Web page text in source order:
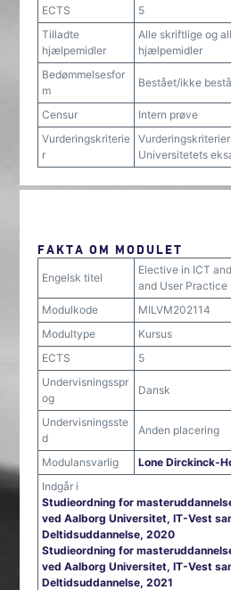
ECTS
5
Tilladte
hjælpemidler
Alle skriftlige og
hjælpemidler
Bedømmelsesfor
m
Bestået/ikke
Censur
Intern prøve
Vurderingskriterie
r
Universitetets
FAKTA OM MODULET
Engelsk titel
Elective in ICT
and User Practice
Modulkode
MILVM202114
Modultype
Kursus
ECTS
5
Undervisningsspr
og
Dansk
Undervisningsste
d
Anden placering
Modulansvarlig
Lone Dirckinck-
Indgår i
Studieordning for
ved Aalborg Universitet, IT-Vest
Deltidsuddannelse, 2020
Studieordning for
ved Aalborg Universitet, IT-Vest
Deltidsuddannelse, 2021